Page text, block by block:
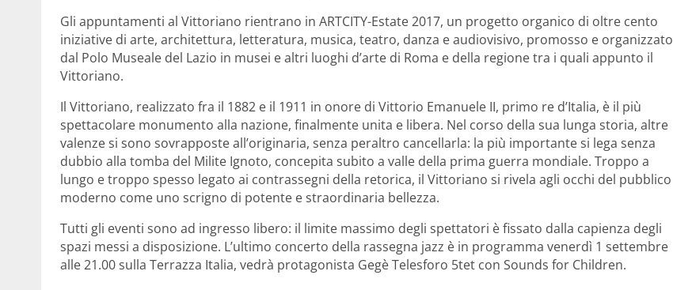
Gli appuntamenti al Vittoriano rientrano in ARTCITY-Estate 2017, un progetto organico di oltre cento
iniziative di arte, architettura, letteratura, musica, teatro, danza e audiovisivo, promosso e organizzato
dal Polo Museale del Lazio in musei e altri luoghi d’arte di Roma e della regione tra i quali appunto il
Vittoriano.
Il Vittoriano, realizzato fra il 1882 e il 1911 in onore di Vittorio Emanuele II, primo re d’Italia, è il più
spettacolare monumento alla nazione, finalmente unita e libera. Nel corso della sua lunga storia, altre
valenze si sono sovrapposte all’originaria, senza peraltro cancellarla: la più importante si lega senza
dubbio alla tomba del Milite Ignoto, concepita subito a valle della prima guerra mondiale. Troppo a
lungo e troppo spesso legato ai contrassegni della retorica, il Vittoriano si rivela agli occhi del pubblico
moderno come uno scrigno di potente e straordinaria bellezza.
Tutti gli eventi sono ad ingresso libero: il limite massimo degli spettatori è fissato dalla capienza degli
spazi messi a disposizione. L’ultimo concerto della rassegna jazz è in programma venerdì 1 settembre
alle 21.00 sulla Terrazza Italia, vedrà protagonista Gegè Telesforo 5tet con Sounds for Children.